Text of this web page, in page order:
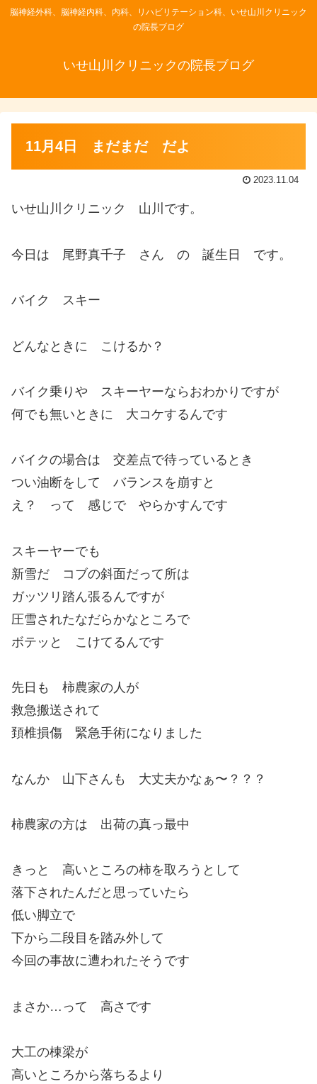
脳神経外科、脳神経内科、内科、リハビリテーション科、いせ山川クリニック
の院長ブログ
いせ山川クリニックの院長ブログ
11月4日 まだまだ だよ
2023.11.04
いせ山川クリニック 山川です。
今日は 尾野真千子 さん の 誕生日 です。
バイク スキー
どんなときに こけるか？
バイク乗りや スキーヤーならおわかりですが
何でも無いときに 大コケするんです
バイクの場合は 交差点で待っているとき
つい油断をして バランスを崩すと
え？ って 感じで やらかすんです
スキーヤーでも
新雪だ コブの斜面だって所は
ガッツリ踏ん張るんですが
圧雪されたなだらかなところで
ボテッと こけてるんです
先日も 柿農家の人が
救急搬送されて
頚椎損傷 緊急手術になりました
なんか 山下さんも 大丈夫かなぁ〜？？？
柿農家の方は 出荷の真っ最中
きっと 高いところの柿を取ろうとして
落下されたんだと思っていたら
低い脚立で
下から二段目を踏み外して
今回の事故に遭われたそうです
まさか…って 高さです
大工の棟梁が
高いところから落ちるより